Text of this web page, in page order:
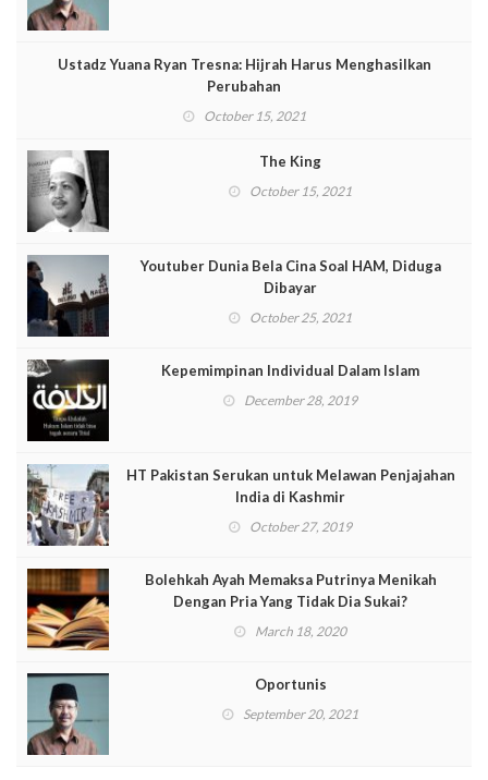
Ustadz Yuana Ryan Tresna: Hijrah Harus Menghasilkan
Perubahan
October 15, 2021
The King
October 15, 2021
Youtuber Dunia Bela Cina Soal HAM, Diduga
Dibayar
October 25, 2021
Kepemimpinan Individual Dalam Islam
December 28, 2019
HT Pakistan Serukan untuk Melawan Penjajahan
India di Kashmir
October 27, 2019
Bolehkah Ayah Memaksa Putrinya Menikah
Dengan Pria Yang Tidak Dia Sukai?
March 18, 2020
Oportunis
September 20, 2021